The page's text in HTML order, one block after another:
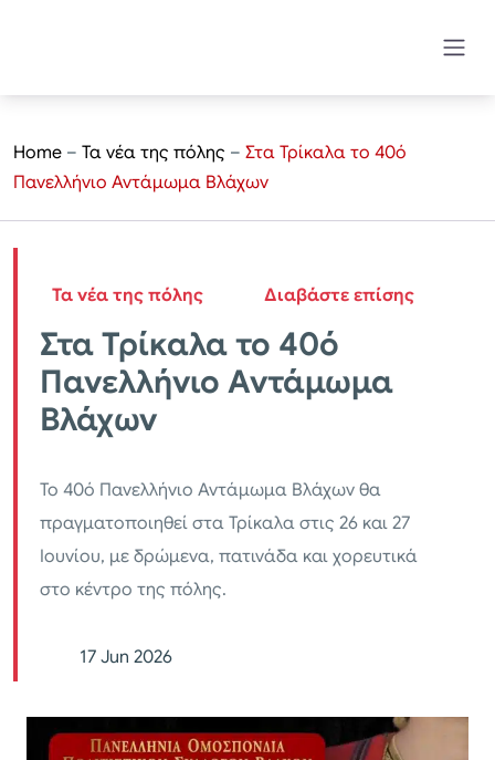
Home – Τα νέα της πόλης – Στα Τρίκαλα το 40ό
Πανελλήνιο Αντάμωμα Βλάχων
Τα νέα της πόλης Διαβάστε επίσης
Στα Τρίκαλα το 40ό
Πανελλήνιο Αντάμωμα
Βλάχων
Το 40ό Πανελλήνιο Αντάμωμα Βλάχων θα
πραγματοποιηθεί στα Τρίκαλα στις 26 και 27
Ιουνίου, με δρώμενα, πατινάδα και χορευτικά
στο κέντρο της πόλης.
17 Jun 2026